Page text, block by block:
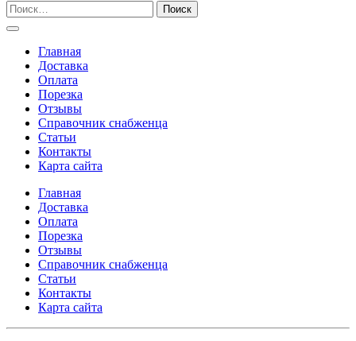
Главная
Доставка
Оплата
Порезка
Отзывы
Справочник снабженца
Статьи
Контакты
Карта сайта
Главная
Доставка
Оплата
Порезка
Отзывы
Справочник снабженца
Статьи
Контакты
Карта сайта